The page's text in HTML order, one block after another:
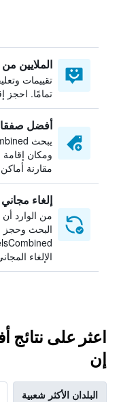
الملايين
تقييمات
تمامًا. احجز
أفضل
ومكان
مقارنة أماكن
إلغاء مجاني
من الوارد
البحث وحجز
الإلغاء
اعثر على نتائج
إن
البلدان الأكثر شعبية